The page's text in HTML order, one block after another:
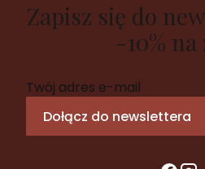
Zapisz się do
-10%
Twój adres e-mail
Dołącz do newslettera